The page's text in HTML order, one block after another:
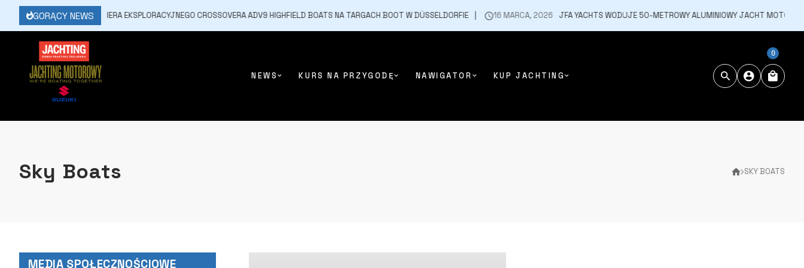
GORĄCY NEWS
17 MARCA, 2026 PREMIERA EKSPLORACYJNEGO CROSSOVERA ADV9 HIGHFIELD BOATS NA TARGACH BOOT W DÜSSELDORFIE 16 MARCA, 2026 JFA YACHTS WODUJE 50-METROWY ALUMINIOWY JACHT MOTOROWY
NEWS KURS NA PRZYGODĘ NAWIGATOR KUP JACHTING
0
SKY BOATS
Sky Boats
MEDIA SPOŁECZNOŚCIOWE